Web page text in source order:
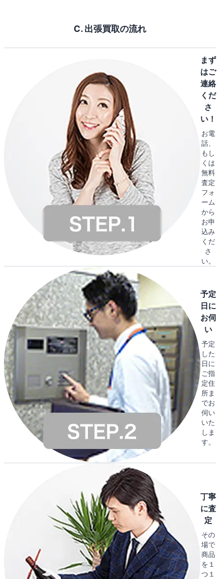
C. 出張買取の流れ
まず
はご
連絡
くだ
さ
い！
お電
話、
もし
くは
無料
査定
フォ
ーム
から
お申
込み
くだ
さ
い。
予定
日に
お伺
い
予定
した
日に
ご指
定住
所ま
でお
伺い
いた
しま
す。
丁寧
に査
定
その
場で
商品
を１
つ１